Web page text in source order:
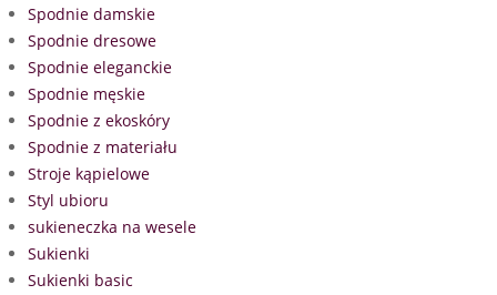
Spodnie damskie
Spodnie dresowe
Spodnie eleganckie
Spodnie męskie
Spodnie z ekoskóry
Spodnie z materiału
Stroje kąpielowe
Styl ubioru
sukieneczka na wesele
Sukienki
Sukienki basic